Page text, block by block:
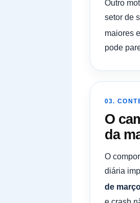
Outro
setor de
maiores
pode
03.
O
da
O
diária
de